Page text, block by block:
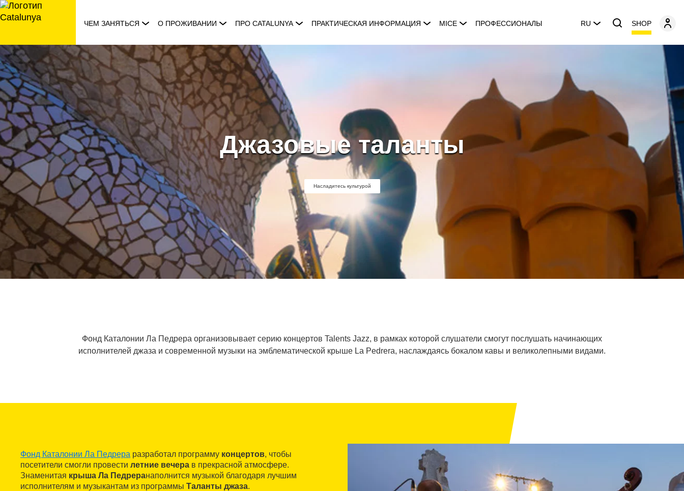
перейти
к
ЧЕМ ЗАНЯТЬСЯ О ПРОЖИВАНИИ ПРО CATALUNYA ПРАКТИЧЕСКАЯ ИНФОРМАЦИЯ MICE ПРОФЕССИОНАЛЫ RU SHOP
Джазовые таланты
Насладитесь культурой
Фонд Каталонии Ла Педрера организовывает серию концертов Talents Jazz, в рамках которой слушатели смогут послушать начинающих
исполнителей джаза и современной музыки на эмблематической крыше La Pedrera, наслаждаясь бокалом кавы и великолепными видами.
Фонд Каталонии Ла Педрера разработал программу концертов, чтобы
посетители смогли провести летние вечера в прекрасной атмосфере.
Знаменитая крыша Ла Педреранаполнится музыкой благодаря лучшим
исполнителям и музыкантам из программы Таланты джаза.